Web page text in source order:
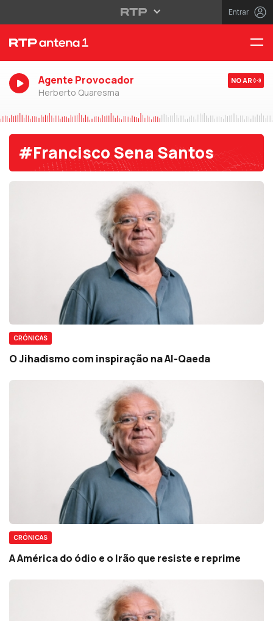
Entrar
Agente Provocador
Herberto Quaresma
NO AR
#Francisco Sena Santos
CRÓNICAS
O Jihadismo com inspiração na Al-Qaeda
CRÓNICAS
A América do ódio e o Irão que resiste e reprime